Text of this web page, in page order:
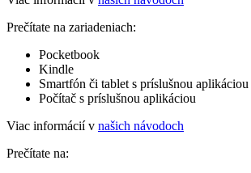
Prečítate na zariadeniach:
Pocketbook
Kindle
Smartfón či tablet s príslušnou aplikáciou
Počítač s príslušnou aplikáciou
Viac informácií v našich návodoch
Prečítate na: